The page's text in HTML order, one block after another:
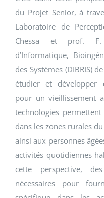
du Projet Senior, à
Laboratoire de
Chessa et prof. F.
d’Informatique,
des Systèmes (DIBRIS)
étudier et développer
pour un vieillissement
technologies
dans les zones rurales
ainsi aux personnes
activités quotidiennes
cette perspective,
nécessaires pour